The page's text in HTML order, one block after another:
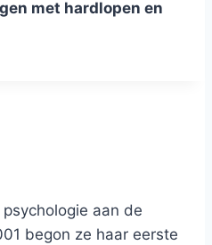
met hardlopen en
aan de
begon ze haar eerste